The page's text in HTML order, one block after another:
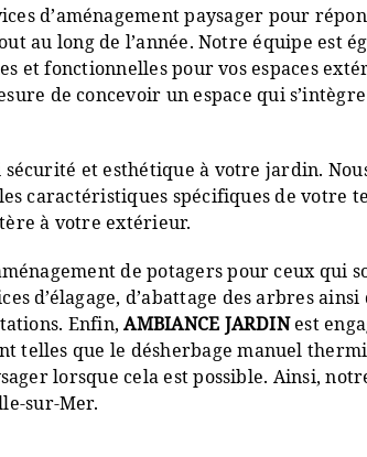
d’aménagement paysager pour
au long de l’année. Notre équipe est
et fonctionnelles pour vos espaces
de concevoir un espace qui s’intègre
sécurité et esthétique à votre jardin.
caractéristiques spécifiques de votre
à votre extérieur.
de potagers pour ceux qui
d’élagage, d’abattage des arbres
Enfin,AMBIANCE JARDINest
telles que le désherbage manuel
lorsque cela est possible. Ainsi,
sur-Mer.